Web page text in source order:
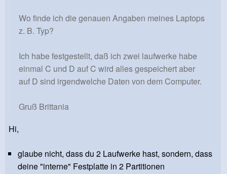
Wo finde ich die genauen Angaben meines Laptops
z. B. Typ?
Ich habe festgestellt, daß ich zwei laufwerke habe
einmal C und D auf C wird alles gespeichert aber
auf D sind irgendwelche Daten von dem Computer.
Gruß Brittania
Hi,
glaube nicht, dass du 2 Laufwerke hast, sondern, dass
deine "interne" Festplatte in 2 Partitionen